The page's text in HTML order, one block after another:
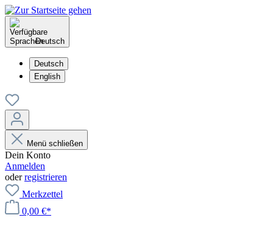
Deutsch
Deutsch
English
Menü schließen
Dein Konto
Anmelden
oderregistrieren
Merkzettel
0,00 €*